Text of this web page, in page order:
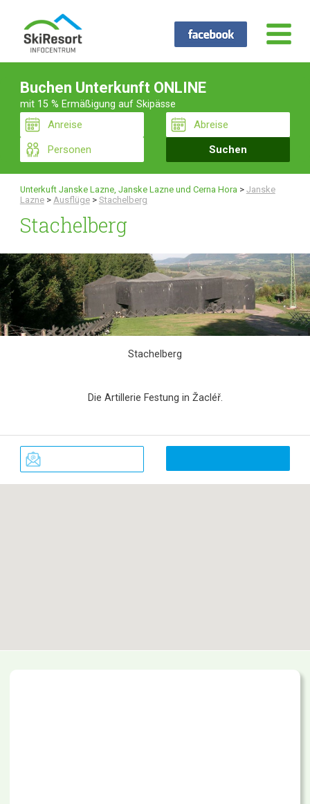
Buchen Unterkunft ONLINE
mit 15 % Ermäßigung auf Skipässe
Unterkuft Janske Lazne, Janske Lazne und Cerna Hora> Janske
Lazne> Ausflüge> Stachelberg
Stachelberg
Stachelberg
Die Artillerie Festung in Žacléř.